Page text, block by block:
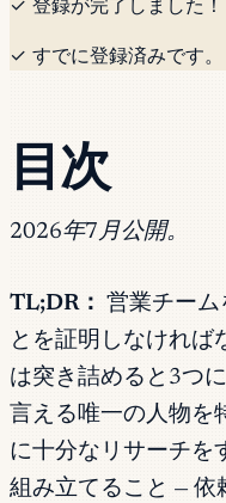
✓ すでに登録済みです。
目次
2026年7月公開。
TL;DR： 営業チーム
とを証明しなければ
は突き詰めると3つ
言える唯一の人物を
に十分なリサーチを
組み立てること — 依